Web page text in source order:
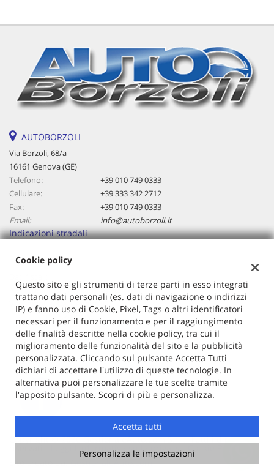
AUTOBORZOLI
Via Borzoli, 68/a
16161 Genova (GE)
Telefono:
+39 010 749 0333
Cellulare:
+39 333 342 2712
Fax:
+39 010 749 0333
Email:
info@autoborzoli.it
Indicazioni stradali
Autoborzoli Di Cavallaro Antonino
Via Borzoli, 68/a, Genova (GE)
C.F/P.IVA:01153970106
Registro delle imprese:GE
Copyright © 2026 GestionaleAuto.com S.r.l., Tutti i diritti
Leggi l'informativa sulla privacy -
Cookie Policy
Sito creato da:GestionaleAuto.com
Cookie policy
Questo sito e gli strumenti di terze parti in esso integrati
trattano dati personali (es. dati di navigazione o indirizzi
IP) e fanno uso di Cookie, Pixel, Tags o altri identificatori
necessari per il funzionamento e per il raggiungimento
delle finalità descritte nella cookie policy, tra cui il
miglioramento delle funzionalità del sito e la pubblicità
personalizzata. Cliccando sul pulsante Accetta Tutti
dichiari di accettare l'utilizzo di queste tecnologie. In
alternativa puoi personalizzare le tue scelte tramite
l'apposito pulsante. Scopri di più e personalizza.
Accetta tutti
Personalizza le impostazioni